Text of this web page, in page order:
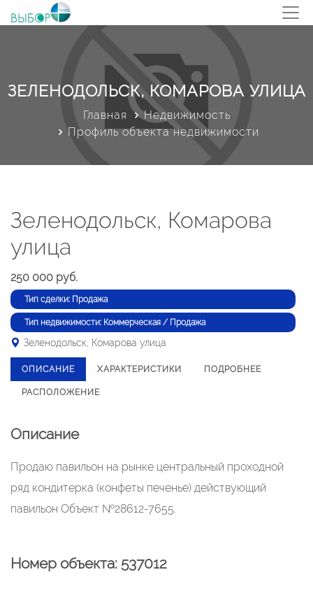
ЗЕЛЕНОДОЛЬСК, КОМАРОВА УЛИЦА
Главная
Недвижимость
Профиль объекта недвижимости
Зеленодольск, Комарова
улица
250 000 руб.
Тип сделки: Продажа
Тип недвижимости: Коммерческая / Продажа
Зеленодольск, Комарова улица
ОПИСАНИЕ ХАРАКТЕРИСТИКИ ПОДРОБНЕЕ
РАСПОЛОЖЕНИЕ
Описание
Продаю павильон на рынке центральный проходной
ряд кондитерка (конфеты печенье) действующий
павильон Объект №28612-7655.
Номер объекта: 537012